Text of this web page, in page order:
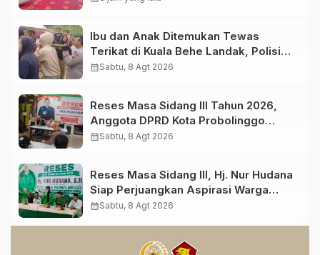
Ibu dan Anak Ditemukan Tewas
Terikat di Kuala Behe Landak, Polisi
Selidiki Kasusnya
calendar_monthSabtu, 8 Agt 2026
Reses Masa Sidang III Tahun 2026,
Anggota DPRD Kota Probolinggo
Fraksi Partai Gerindra Heri Poniman
calendar_monthSabtu, 8 Agt 2026
Reses Masa Sidang III, Hj. Nur Hudana
Siap Perjuangkan Aspirasi Warga
Kedopok di APBD
calendar_monthSabtu, 8 Agt 2026